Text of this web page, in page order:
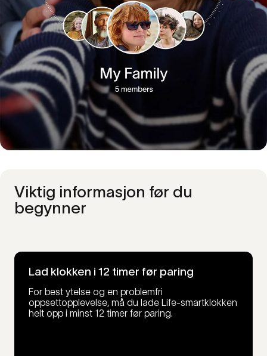
Viktig informasjon før du
begynner
Lad klokken i 12 timer før paring
For best ytelse og en problemfri
oppsettopplevelse, må du lade Life-smartklokken
helt opp i minst 12 timer før paring.